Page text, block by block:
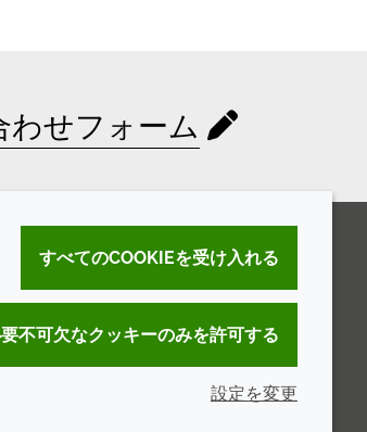
わせフォーム
すべてのCOOKIEを受け入れる
不可欠なクッキーのみを許可する
設定を変更